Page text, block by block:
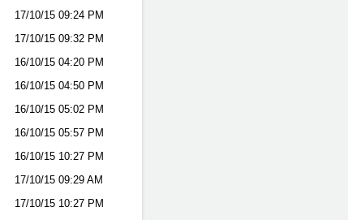
17/10/15 09:24 PM
17/10/15 09:32 PM
16/10/15 04:20 PM
16/10/15 04:50 PM
16/10/15 05:02 PM
16/10/15 05:57 PM
16/10/15 10:27 PM
17/10/15 09:29 AM
17/10/15 10:27 PM